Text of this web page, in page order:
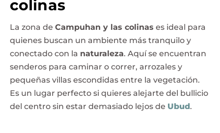
colinas
La zona de Campuhan y las colinas es ideal para
quienes buscan un ambiente más tranquilo y
conectado con la naturaleza. Aquí se encuentran
senderos para caminar o correr, arrozales y
pequeñas villas escondidas entre la vegetación.
Es un lugar perfecto si quieres alejarte del bullicio
del centro sin estar demasiado lejos de Ubud .